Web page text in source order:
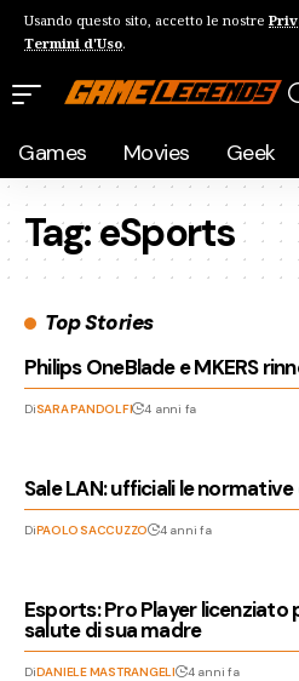
Usando questo sito, accetto le nostre
Termini d'Uso.
Games Movies Geek
Tag:eSports
Top Stories
Philips OneBlade e MKERS
DiSARA PANDOLFI 4 anni fa
Sale LAN: ufficiali le
DiPAOLO SACCUZZO 4 anni fa
Esports: Pro Player licenziato
salute di sua madre
DiDANIELE MASTRANGELI 4 anni fa